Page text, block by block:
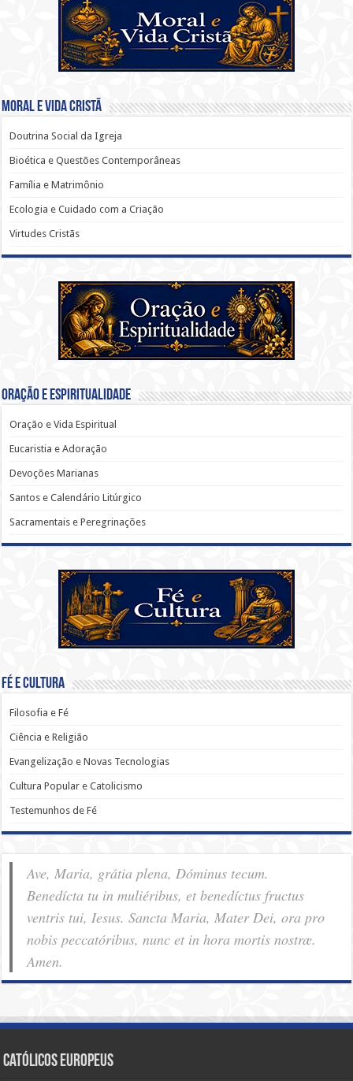
Moral e Vida Cristã
Doutrina Social da Igreja
Bioética e Questões Contemporâneas
Família e Matrimônio
Ecologia e Cuidado com a Criação
Virtudes Cristãs
Oração e Espiritualidade
Oração e Vida Espiritual
Eucaristia e Adoração
Devoções Marianas
Santos e Calendário Litúrgico
Sacramentais e Peregrinações
Fé e Cultura
Filosofia e Fé
Ciência e Religião
Evangelização e Novas Tecnologias
Cultura Popular e Catolicismo
Testemunhos de Fé
Ave, Maria, grátia plena, Dóminus tecum.
Benedícta tu in muliéribus, et benedíctus fructus
ventris tui, Iesus. Sancta Maria, Mater Dei, ora pro
nobis pec­ca­tóribus, nunc et in hora mortis nostræ.
Amen.
Católicos Europeus